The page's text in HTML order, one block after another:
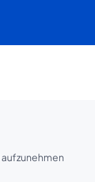
aufzunehmen